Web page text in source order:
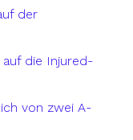
der
die Injured-
von zwei A-